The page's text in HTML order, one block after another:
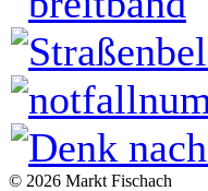
© 2026 Markt Fischach